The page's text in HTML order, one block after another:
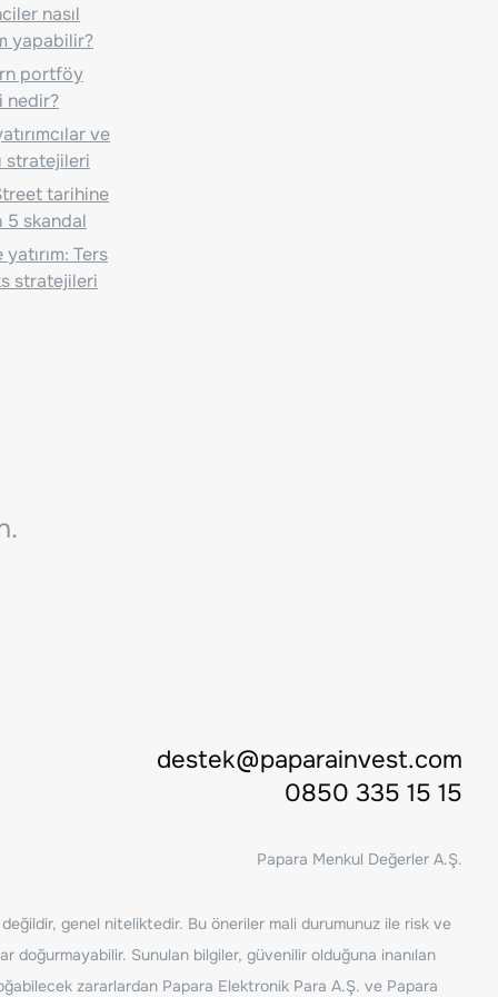
nasıl
yapabilir?
portföy
nedir?
ve
stratejileri
tarihine
5 skandal
Ters
stratejileri
destek@paparainvest.com
0850 335 15 15
Papara Menkul Değerler A.Ş.
değildir, genel niteliktedir. Bu öneriler mali durumunuz ile risk ve
doğurmayabilir. Sunulan bilgiler, güvenilir olduğuna inanılan
zararlardan Papara Elektronik Para A.Ş. ve Papara